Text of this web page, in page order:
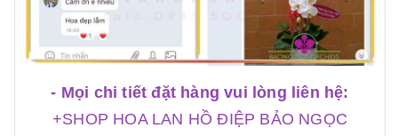
- Mọi chi tiết đặt hàng vui lòng liên hệ:
+SHOP HOA LAN HỒ ĐIỆP BẢO NGỌC